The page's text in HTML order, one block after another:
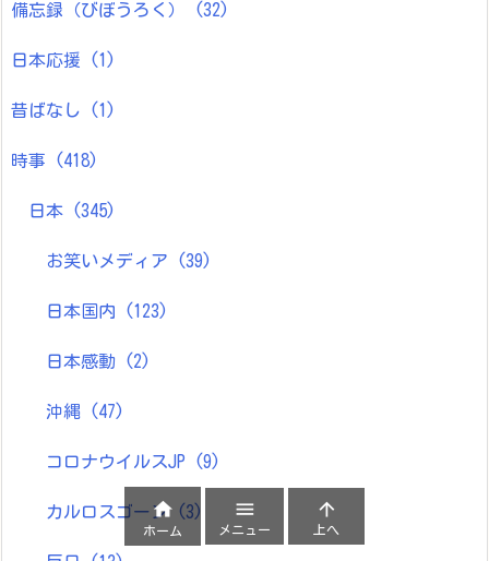
備忘録（びぼうろく） (32)
日本応援 (1)
昔ばなし (1)
時事 (418)
日本 (345)
お笑いメディア (39)
日本国内 (123)
日本感動 (2)
沖縄 (47)
コロナウイルスJP (9)
カルロスゴーン (3)

ホーム

メニュー

上へ